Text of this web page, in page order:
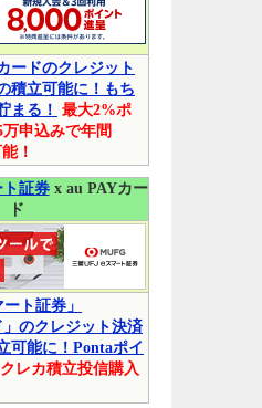
ードのクレジット
積立可能に！もち
まる！ 最大2%ポ
申込みで年間
！
証券x au PAYカー
ド
ト証券」
のクレジット決済
可能に！Pontaポイ
クレカ積立投信購入